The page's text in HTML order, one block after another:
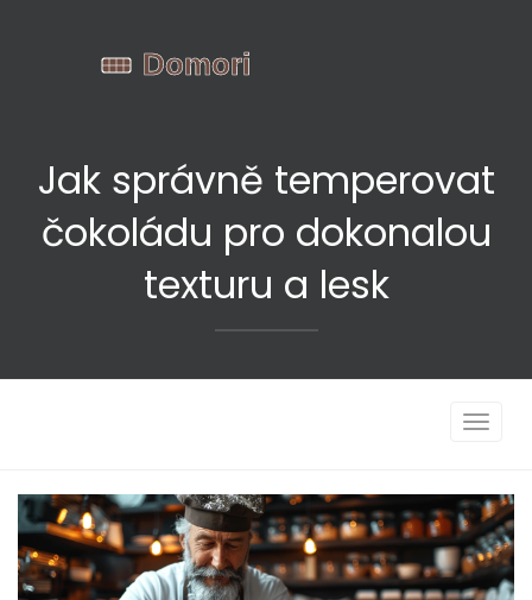
Jak správně temperovat
čokoládu pro dokonalou
texturu a lesk